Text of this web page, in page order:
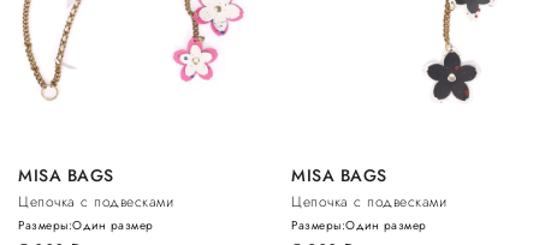
MISA BAGS
Цепочка с подвесками
Размеры:Один размер
MISA BAGS
Цепочка с подвесками
Размеры:Один размер